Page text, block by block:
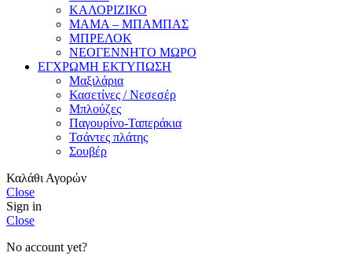
ΚΑΛΟΡΙΖΙΚΟ
ΜΑΜΑ – ΜΠΑΜΠΑΣ
ΜΠΡΕΛΟΚ
ΝΕΟΓΕΝΝΗΤΟ ΜΩΡΟ
ΕΓΧΡΩΜΗ ΕΚΤΥΠΩΣΗ
Μαξιλάρια
Κασετίνες / Νεσεσέρ
Μπλούζες
Παγουρίνο-Ταπεράκια
Τσάντες πλάτης
Σουβέρ
Καλάθι Αγορών
Close
Sign in
Close
No account yet?